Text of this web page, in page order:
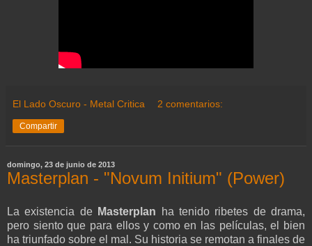
El Lado Oscuro - Metal Critica 2 comentarios:
Compartir
domingo, 23 de junio de 2013
Masterplan - "Novum Initium" (Power)
La existencia de Masterplan ha tenido ribetes de drama,
pero siento que para ellos y como en las películas, el bien
ha triunfado sobre el mal. Su historia se remotan a finales de